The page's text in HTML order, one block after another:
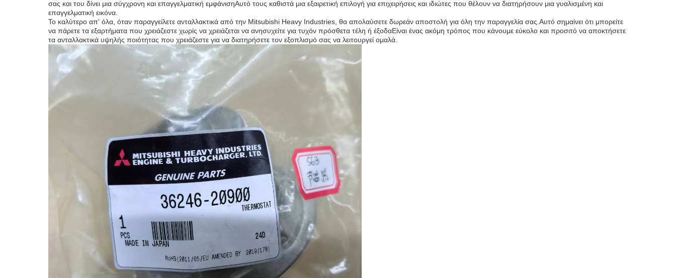
σας και του δίνει μια σύγχρονη και επαγγελματική εμφάνισηΑυτό τους καθιστά μια εξαιρετική επιλογή για επιχειρήσεις και ιδιώτες που θέλουν να διατηρήσουν μια γυαλισμένη και
επαγγελματική εικόνα.
Το καλύτερο απ' όλα, όταν παραγγείλετε ανταλλακτικά από την Mitsubishi Heavy Industries, θα απολαύσετε δωρεάν αποστολή για όλη την παραγγελία σας.Αυτό σημαίνει ότι μπορείτε
να πάρετε τα εξαρτήματα που χρειάζεστε χωρίς να χρειάζεται να ανησυχείτε για τυχόν πρόσθετα τέλη ή έξοδαΕίναι ένας ακόμη τρόπος που κάνουμε εύκολο και προσιτό να αποκτήσετε
τα ανταλλακτικά υψηλής ποιότητας που χρειάζεστε για να διατηρήσετε τον εξοπλισμό σας να λειτουργεί ομαλά.